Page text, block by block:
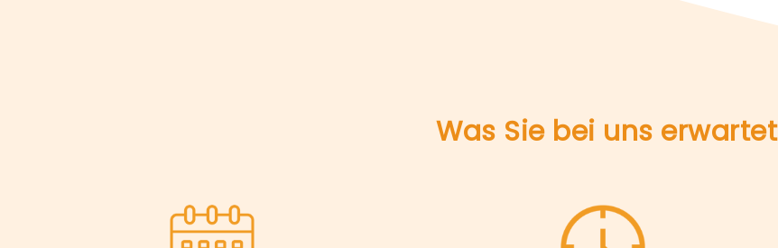
Was Sie bei uns erwartet